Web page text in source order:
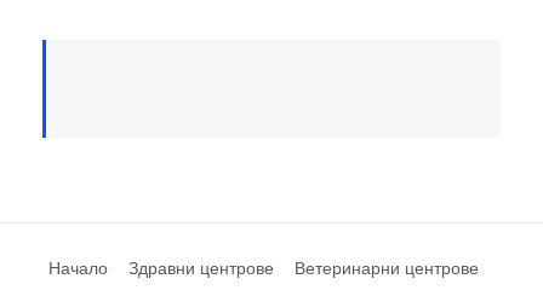
Начало Здравни центрове Ветеринарни центрове